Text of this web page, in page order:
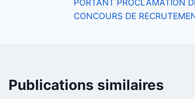
de
PORTANT PROCLAMATION
CONCOURS DE
Publications similaires